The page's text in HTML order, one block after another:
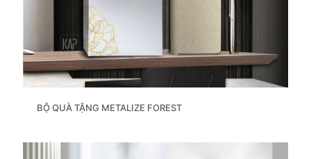
BỘ QUÀ TẶNG METALIZE FOREST